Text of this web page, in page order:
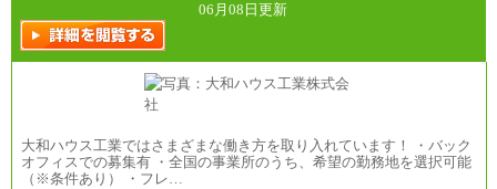
06月08日更新
大和ハウス工業ではさまざまな働き方を取り入れています！ ・バック
オフィスでの募集有 ・全国の事業所のうち、希望の勤務地を選択可能
（※条件あり） ・フレ…